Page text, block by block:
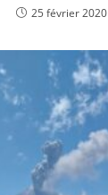
25 février 2020